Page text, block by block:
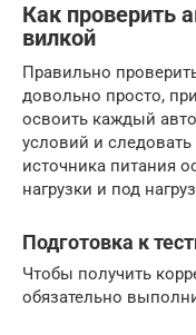
Как проверить
вилкой
Правильно
довольно просто,
освоить каждый
условий и
источника питания
нагрузки и под
Подготовка к
Чтобы получить
обязательно